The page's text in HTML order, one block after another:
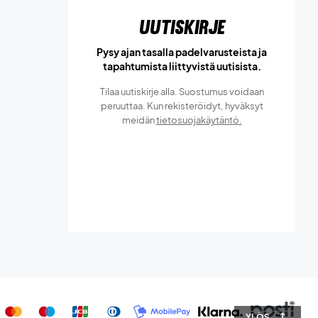
Uutiskirje
Pysy ajan tasalla padelvarusteista ja
tapahtumista liittyvistä uutisista.
Tilaa uutiskirje alla. Suostumus voidaan
peruuttaa. Kun rekisteröidyt, hyväksyt
meidäntietosuojakäytäntö.